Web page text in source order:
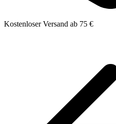
Kostenloser Versand ab 75 €